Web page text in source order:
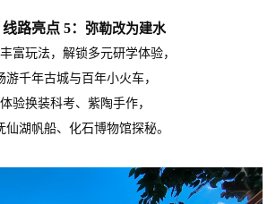
路亮点 5： 弥勒改为建水
富玩法，解锁多元研学体验，
游千年古城与百年小火车，
体验换装科考、紫陶手作，
仙湖帆船、化石博物馆探秘。